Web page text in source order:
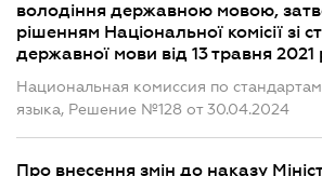
володіння державною мовою,
рішенням Національної комісії зі
державної мови від 13 травня 2021
Национальная комиссия по
языка, Решение №128 от 30.04.2024
Про внесення змін до наказу